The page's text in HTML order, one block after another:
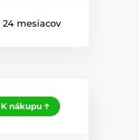
24 mesiacov
K nákupu